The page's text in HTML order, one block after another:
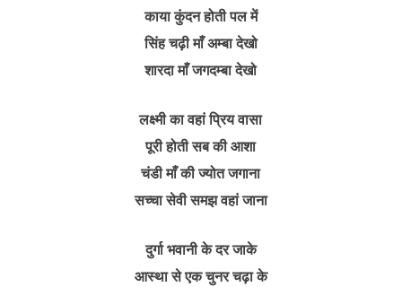
काया कुंदन होती पल में
सिंह चढ़ी माँ अम्बा देखो
शारदा माँ जगदम्बा देखो
लक्ष्मी का वहां प्रिय वासा
पूरी होती सब की आशा
चंडी माँ की ज्योत जगाना
सच्चा सेवी समझ वहां जाना
दुर्गा भवानी के दर जाके
आस्था से एक चुनर चढ़ा के